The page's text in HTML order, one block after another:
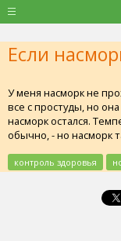
Если
У меня насморк не
все с простуды, но
насморк остался.
обычно, - но насморк
контроль здоровья